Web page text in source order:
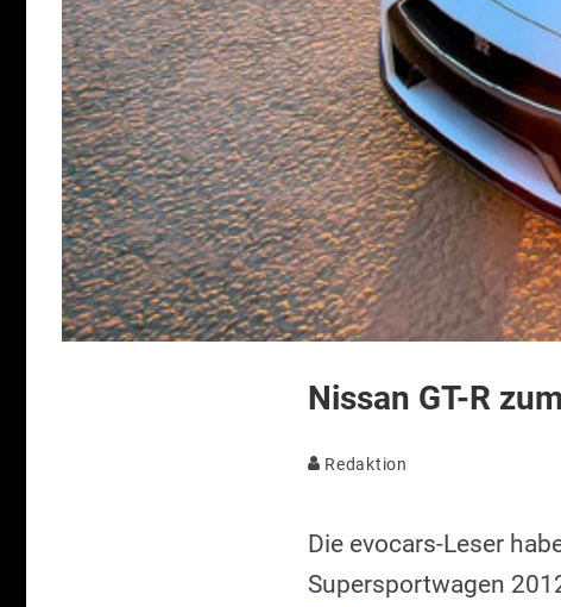
Nissan GT-R
Redaktion
Die evocars-Leser
Supersportwagen